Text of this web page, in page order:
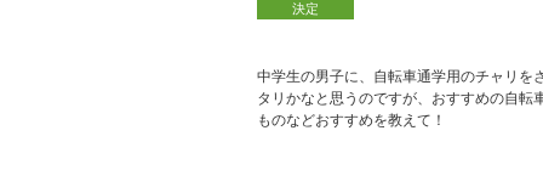
決定
中学生の男子に、自転車通学用のチャリを
タリかなと思うのですが、おすすめの自
ものなどおすすめを教えて！